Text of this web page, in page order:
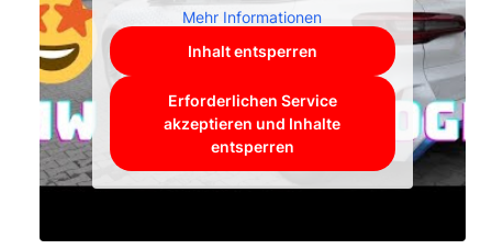
Mehr Informationen
Inhalt entsperren
Erforderlichen Service
akzeptieren und Inhalte
entsperren